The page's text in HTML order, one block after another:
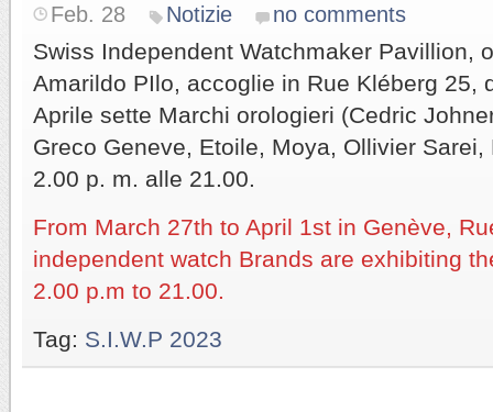
Feb. 28 Notizie no comments
Swiss Independent Watchmaker Pavillion,
Amarildo PIlo, accoglie in Rue Kléberg 25,
Aprile sette Marchi orologieri (Cedric
Greco Geneve, Etoile, Moya, Ollivier
2.00 p. m. alle 21.00.
From March 27th to April 1st in Genève,
independent watch Brands are exhibiting
2.00 p.m to 21.00.
Tag: S.I.W.P 2023